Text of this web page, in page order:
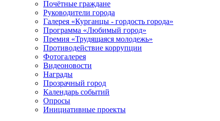
Почётные граждане
Руководители города
Галерея «Курганцы - гордость города»
Программа «Любимый город»
Премия «Трудящаяся молодежь»
Противодействие коррупции
Фотогалерея
Видеоновости
Награды
Прозрачный город
Календарь событий
Опросы
Инициативные проекты